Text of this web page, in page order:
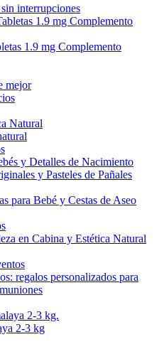
interrupciones
1.9 mg Complemento
mejor
Natural
y Detalles de Nacimiento
y Pasteles de Pañales
para Bebé y Cestas de Aseo
en Cabina y Estética Natural
regalos personalizados para
2-3 kg